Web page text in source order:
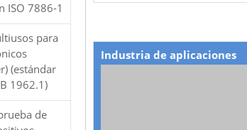
ISO 7886-1
para
(estándar
1962.1)
de
Industria de aplicaciones